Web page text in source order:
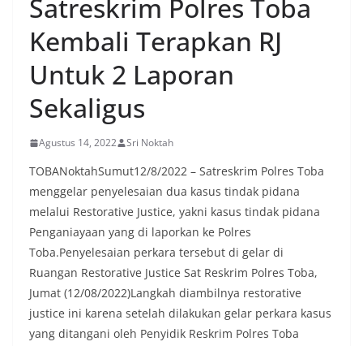
menyambut momentum HUT Kemerdekaan RI
dengan berbagai persiapan di lingkungan
masing-masing.‎Dalam dialog yang berlangsung
akrab, Bhabinkamtibmas menyapa warga,
menanyakan kondisi keamanan dan kenyamanan
lingkungan tempat tinggal, serta membuka ruang
komunikasi dua arah agar warga dapat
menyampaikan keluhan maupun informasi terkait
situasi kamtibmas di sekitar mereka.‎‎‎Salah satu
sambang ini adalah imbauan kepada warga untuk
memasang bendera Merah Putih secara penuh,
bukan setengah tiang, sebagai bentuk
penghormatan dan rasa cinta tanah air
menjelang perayaan HUT Kemerdekaan RI.
Petugas mengingatkan bahwa pemasangan
bendera dengan benar merupakan salah satu
wujud nyata partisipasi masyarakat dalam
memperingati hari bersejarah bangsa
Indonesia.‎‎”Kami mengimbau kepada seluruh
warga agar mulai mempersiapkan dan memasang
Satreskrim Polres Toba
Kembali Terapkan RJ
Untuk 2 Laporan
Sekaligus
Agustus 14, 2022 Sri Noktah
TOBANoktahSumut12/8/2022 – Satreskrim Polres Toba
menggelar penyelesaian dua kasus tindak pidana
melalui Restorative Justice, yakni kasus tindak pidana
Penganiayaan yang di laporkan ke Polres
Toba.Penyelesaian perkara tersebut di gelar di
Ruangan Restorative Justice Sat Reskrim Polres Toba,
Jumat (12/08/2022)Langkah diambilnya restorative
justice ini karena setelah dilakukan gelar perkara kasus
yang ditangani oleh Penyidik Reskrim Polres Toba